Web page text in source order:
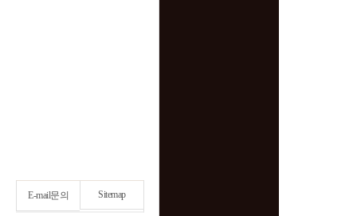
E-mail문의 Sitemap